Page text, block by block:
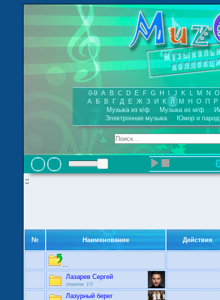
0-9 A B C D E F G H J K L M N O
А
Б В Г Д Е Ж З И К Л М Н О П
Р
Музыка из к/ф
Музыка из м/ф
Электронная музыка
Юмор и
::
№ Наименование Действия
...
Лазарев Сергей
(треков: 17)
Лазурный берег